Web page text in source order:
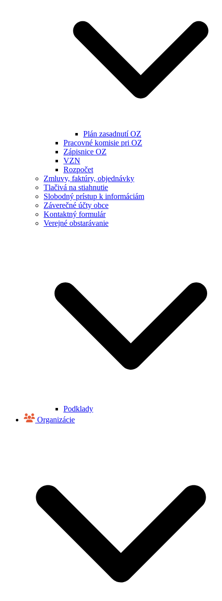
Plán zasadnutí OZ
Pracovné komisie pri OZ
Zápisnice OZ
VZN
Rozpočet
Zmluvy, faktúry, objednávky
Tlačivá na stiahnutie
Slobodný prístup k informáciám
Záverečné účty obce
Kontaktný formulár
Verejné obstarávanie
Podklady
Organizácie